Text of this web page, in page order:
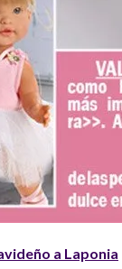
a Laponia